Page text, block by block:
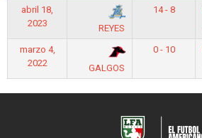
abril 18,
2023
REYES
14 - 8
marzo 4,
2022
GALGOS
0 - 10